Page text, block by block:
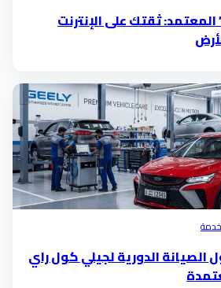
ثقتك على الإنترنت
الصيانة الدورية لجيلي كول راي